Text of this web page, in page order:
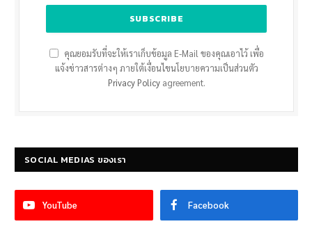
คุณยอมรับที่จะให้เราเก็บข้อมูล E-Mail ของคุณเอาไว้ เพื่อ
แจ้งข่าวสารต่างๆ ภายใต้เงื่อนไขนโยบายความเป็นส่วนตัว
Privacy Policyagreement.
SOCIAL MEDIAS ของเรา
YouTube Facebook